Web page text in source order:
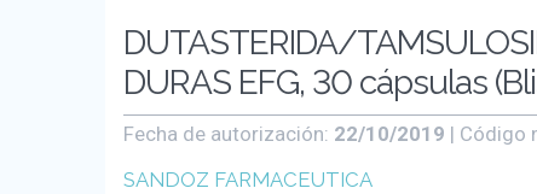
DUTASTERIDA/
DURAS EFG, 30 cápsulas
Fecha de autorización: 22/10/2019 | Código
SANDOZ FARMACEUTICA